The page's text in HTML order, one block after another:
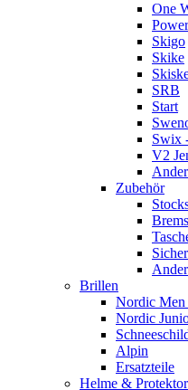
One
Skigo
Skike
SRB
Start
Swix
V2
Zubehör
Brillen
Nordic Men
Nordic
Alpin
Ersatzteile
Helme &